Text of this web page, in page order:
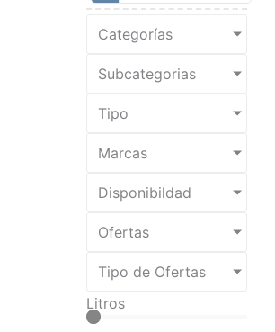
Categorías
Subcategorias
Tipo
Marcas
Disponibildad
Ofertas
Tipo de Ofertas
Litros